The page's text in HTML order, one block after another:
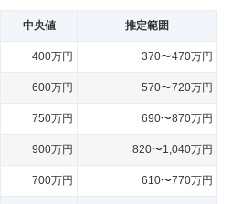
中央値 推定範囲
400万円 370〜470万円
600万円 570〜720万円
750万円 690〜870万円
900万円 820〜1,040万円
700万円 610〜770万円